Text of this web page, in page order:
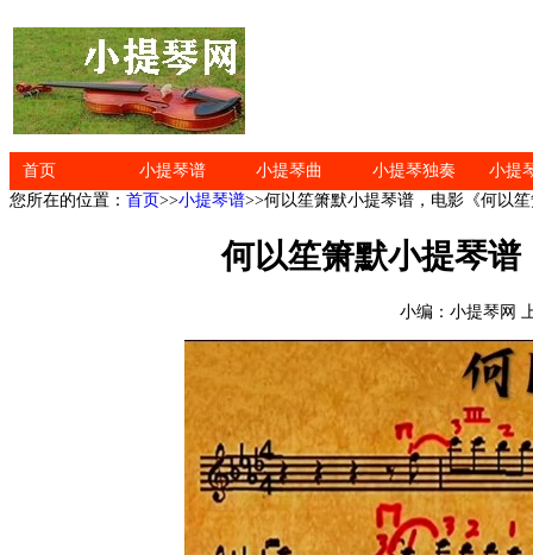
首页 小提琴谱 小提琴曲 小提琴独奏
小提
您所在的位置： 首页>>小提琴谱>>何以笙箫默小提琴谱，电影《何以
何以笙箫默小提琴
小编：小提琴网